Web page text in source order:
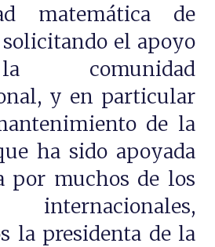
matemática de
el apoyo
y en particular
de la
ha sido apoyada
por muchos de los
internacionales,
la presidenta de la